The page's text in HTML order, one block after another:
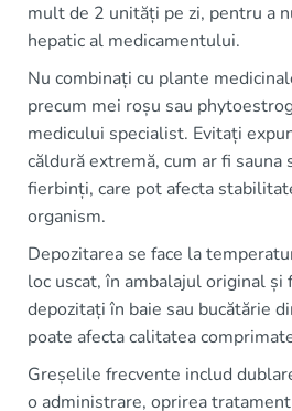
mult de 2 unități pe zi, pentru a
hepatic al medicamentului.
Nu combinați cu plante
precum mei roșu sau
medicului specialist. Evitați
căldură extremă, cum ar fi sauna
fierbinți, care pot afecta
organism.
Depozitarea se face la
loc uscat, în ambalajul original și
depozitați în baie sau bucătărie
poate afecta calitatea
Greșelile frecvente includ
o administrare, oprirea